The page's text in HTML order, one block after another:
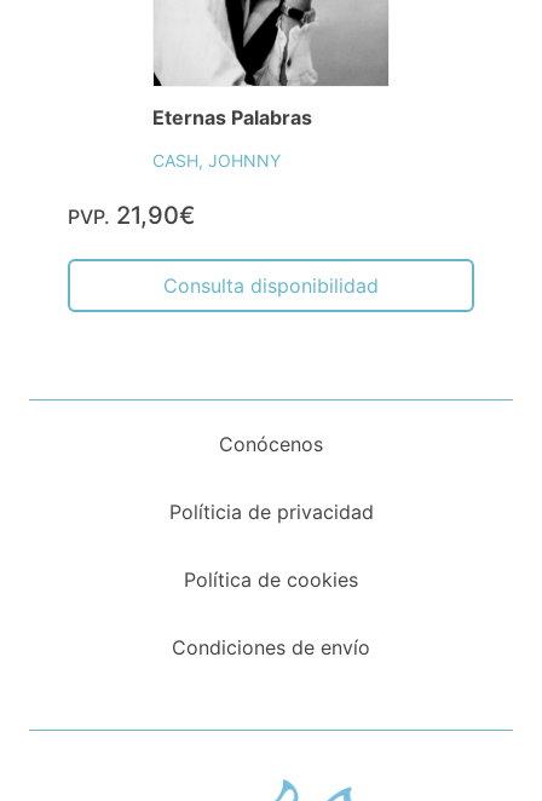
Eternas Palabras
CASH, JOHNNY
PVP. 21,90€
Consulta disponibilidad
Conócenos
Políticia de privacidad
Política de cookies
Condiciones de envío